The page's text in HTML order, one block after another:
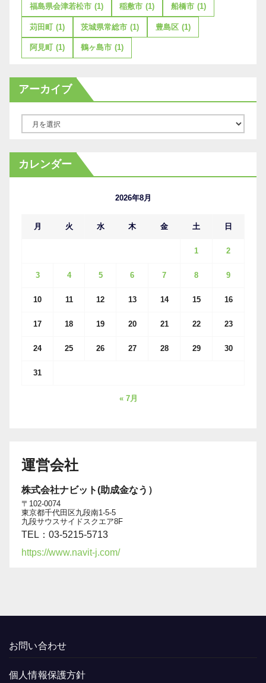
福島県会津若松市 (1) 稲敷市 (1) 船橋市 (1)
苅田町 (1) 茨城県常総市 (1) 豊島区 (1)
阿見町 (1) 鶴ヶ島市 (1)
アーカイブ
カ
イ
カレンダー
2026年8月
月 火 水 木 金 土 日
1 2
3 4 5 6 7 8 9
10 11 12 13 14 15 16
17 18 19 20 21 22 23
24 25 26 27 28 29 30
31
« 7月
運営会社
株式会社ナビット(助成金なう）
〒102-0074
東京都千代田区九段南1-5-5
九段サウスサイドスクエア8F
TEL：03-5215-5713
https://www.navit-j.com/
お問い合わせ
個人情報保護方針